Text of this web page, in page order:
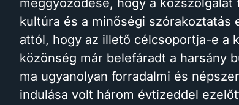
meggyőződése, hogy a
kultúra és a minőségi szórakoztatás
attól, hogy az illető célcsoportja-e a
közönség már belefáradt a harsány
ma ugyanolyan forradalmi és
indulása volt három évtizeddel